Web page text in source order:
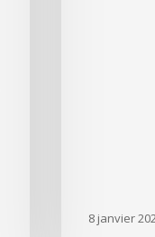
8 janvier